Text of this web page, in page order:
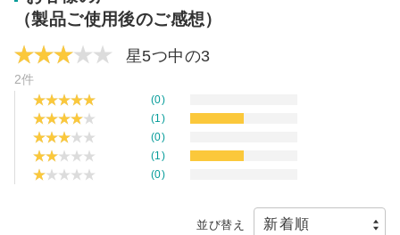
（製品ご使用後のご感想）
星5つ中の3
2件
(0)
(1)
(0)
(1)
(0)
並び替え